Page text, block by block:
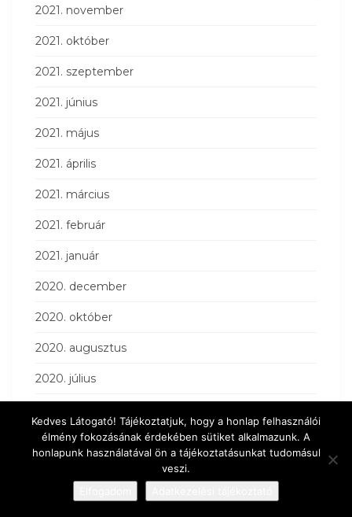
2021. november
2021. október
2021. szeptember
2021. június
2021. május
2021. április
2021. március
2021. február
2021. január
2020. december
2020. október
2020. augusztus
2020. július
2020. február
2019. december
Kedves Látogató! Tájékoztatjuk, hogy a honlap felhasználói
élmény fokozásának érdekében sütiket alkalmazunk. A
honlapunk használatával ön a tájékoztatásunkat tudomásul
veszi.